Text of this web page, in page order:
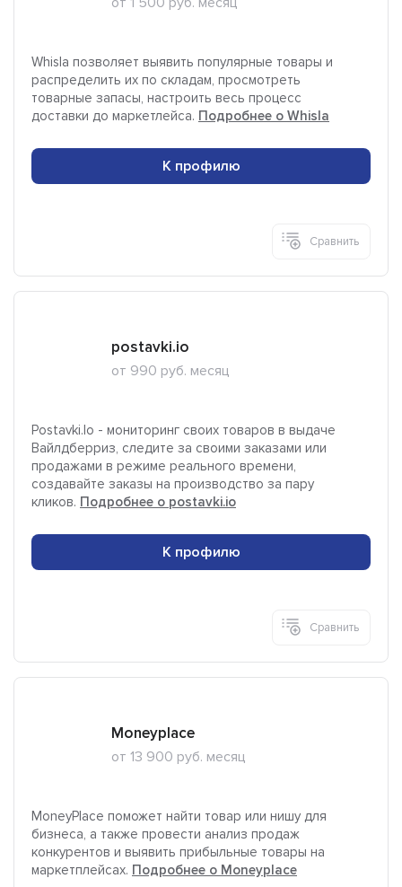
Whisla позволяет выявить популярные товары и
распределить их по складам, просмотреть
товарные запасы, настроить весь процесс
доставки до маркетлейса. Подробнее о Whisla
К профилю
Сравнить
postavki.io
от 990 руб. месяц
Postavki.Io - мониторинг своих товаров в выдаче
Вайлдберриз, следите за своими заказами или
продажами в режиме реального времени,
создавайте заказы на производство за пару
кликов. Подробнее о postavki.io
К профилю
Сравнить
Moneyplace
от 13 900 руб. месяц
MoneyPlace поможет найти товар или нишу для
бизнеса, а также провести анализ продаж
конкурентов и выявить прибыльные товары на
маркетплейсах. Подробнее о Moneyplace